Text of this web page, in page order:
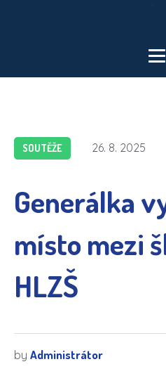
SOUTĚŽE 26. 8. 2025
Generálka
místo mezi
HLZŠ
by Administrátor